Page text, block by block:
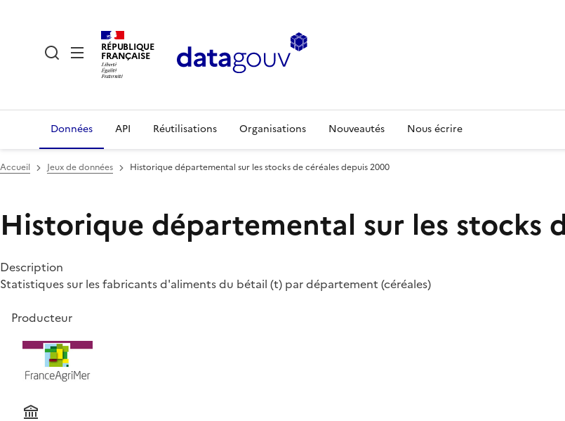
RÉPUBLIQUE
FRANÇAISE
Données API Réutilisations Organisations Nouveautés Nous écrire
Accueil Jeux de données Historique départemental sur les stocks de céréales depuis 2000
Historique départemental sur les stocks
Description
Statistiques sur les fabricants d'aliments du bétail (t) par département (céréales)
Producteur